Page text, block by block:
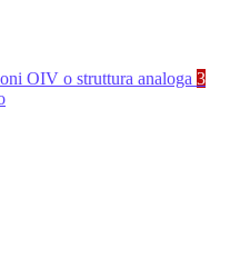
OIV o struttura analoga 3